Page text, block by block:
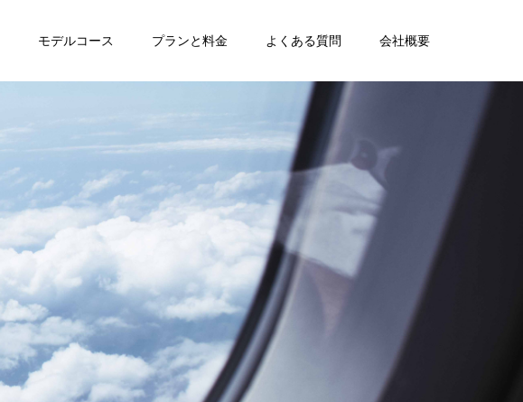
モデルコース プランと料金 よくある質問 会社概要